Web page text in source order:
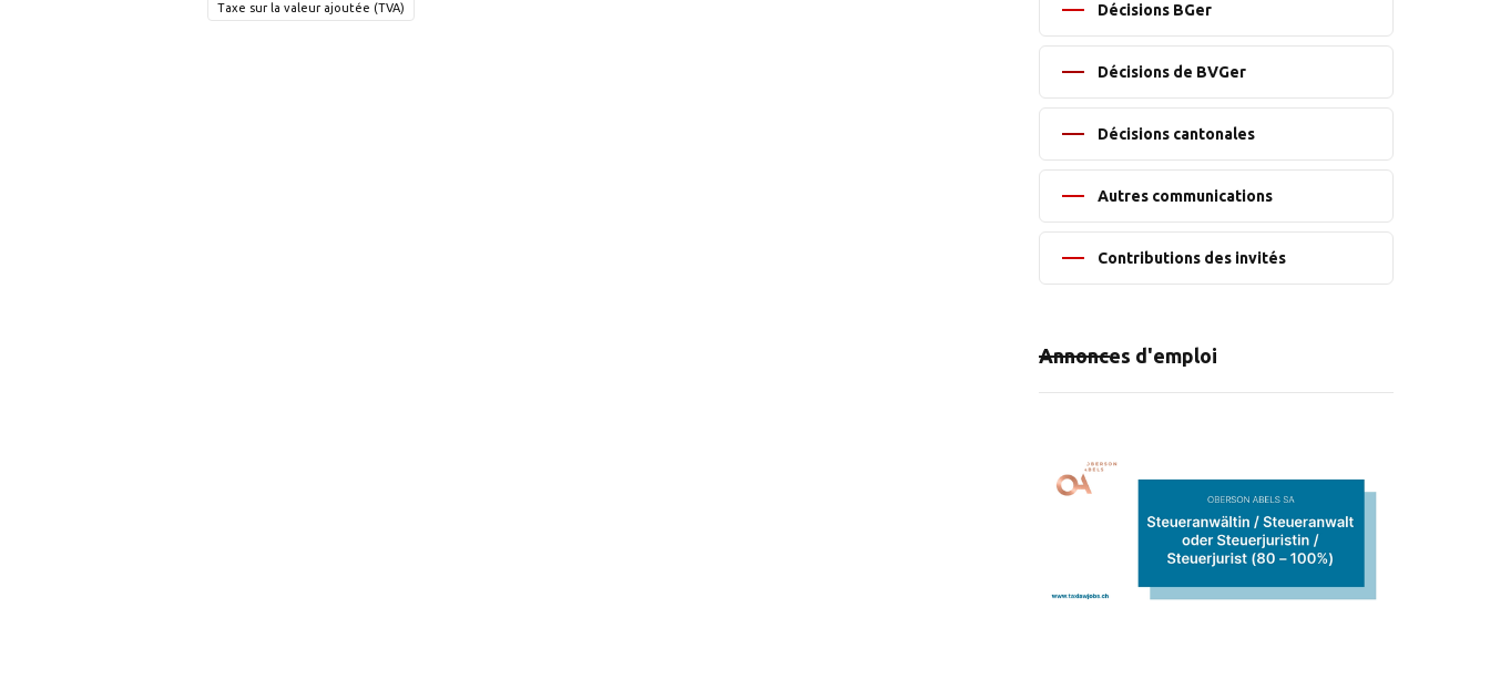
Taxe sur la valeur ajoutée (TVA) Décisions BGer
Décisions de BVGer
Décisions cantonales
Autres communications
Contributions des invités
Annonces d'emploi